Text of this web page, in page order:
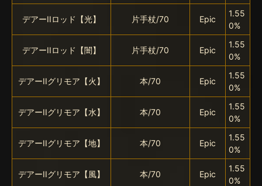
デアーIIロッド【光】 片手杖/70 Epic
1.55
0%
デアーIIロッド【闇】 片手杖/70 Epic
1.55
0%
デアーIIグリモア【火】 本/70 Epic
1.55
0%
デアーIIグリモア【水】 本/70 Epic
1.55
0%
デアーIIグリモア【地】 本/70 Epic
1.55
0%
デアーIIグリモア【風】 本/70 Epic
1.55
0%